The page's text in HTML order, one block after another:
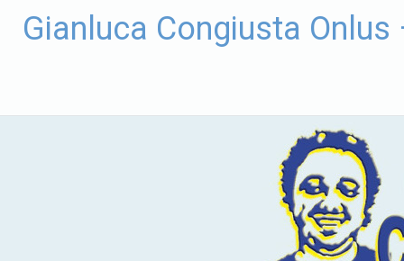
Gianluca Congiusta Onlus